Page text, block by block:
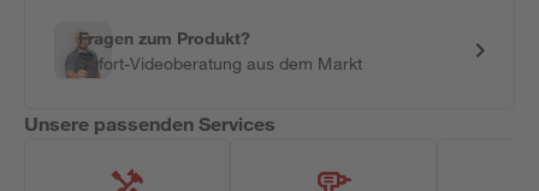
Fragen zum Produkt?
Sofort-Videoberatung aus dem Markt
Unsere passenden Services